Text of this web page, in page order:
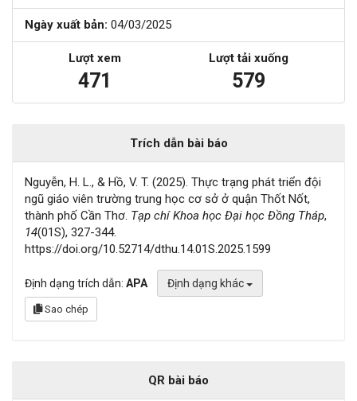
Ngày xuất bản: 04/03/2025
Lượt xem
471
Lượt tải xuống
579
Trích dẫn bài báo
Nguyễn, H. L., & Hồ, V. T. (2025). Thực trạng phát triển đội
ngũ giáo viên trường trung học cơ sở ở quận Thốt Nốt,
thành phố Cần Thơ. Tạp chí Khoa học Đại học Đồng Tháp,
14(01S), 327-344.
https://doi.org/10.52714/dthu.14.01S.2025.1599
Định dạng trích dẫn: APA Định dạng khác
Sao chép
QR bài báo